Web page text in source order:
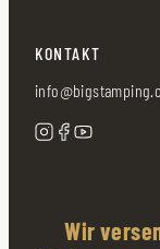
KONTAKT
Wir